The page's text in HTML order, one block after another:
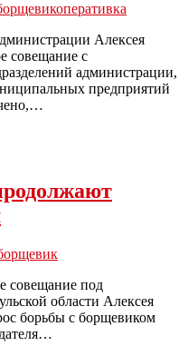
оперативка
Алексея
совещание с
администрации,
предприятий
совещание под
области Алексея
борьбы с борщевиком